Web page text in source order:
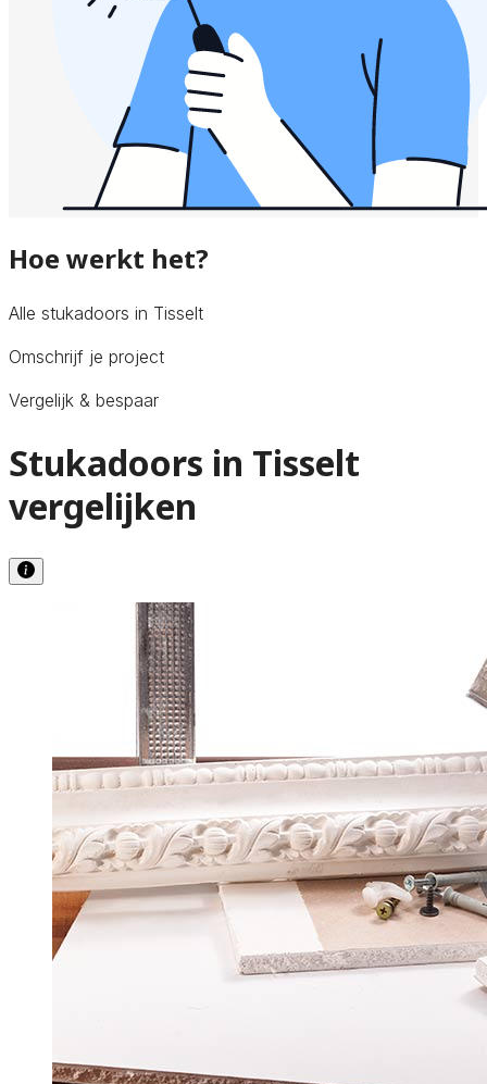
Hoe werkt het?
Alle stukadoors in Tisselt
Omschrijf je project
Vergelijk & bespaar
Stukadoors in Tisselt
vergelijken